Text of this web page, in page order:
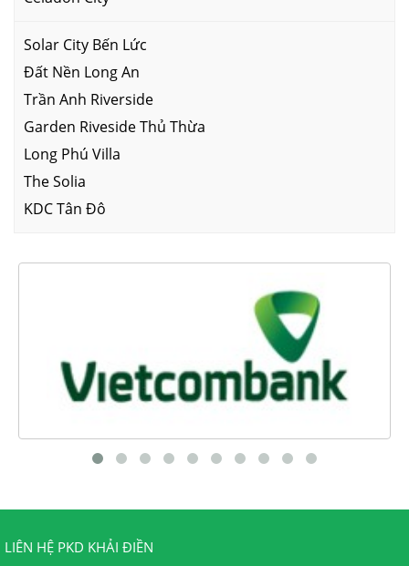
Solar City Bến Lức
Đất Nền Long An
Trần Anh Riverside
Garden Riveside Thủ Thừa
Long Phú Villa
The Solia
KDC Tân Đô
LIÊN HỆ PKD KHẢI ĐIỀN